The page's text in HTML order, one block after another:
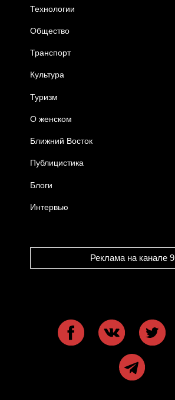
Технологии
Общество
Транспорт
Культура
Туризм
О женском
Ближний Восток
Публицистика
Блоги
Интервью
Реклама на канале 9